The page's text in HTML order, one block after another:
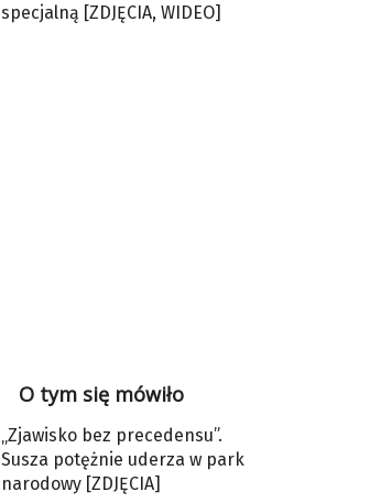
specjalną [ZDJĘCIA, WIDEO]
O tym się mówiło
„Zjawisko bez precedensu”.
Susza potężnie uderza w park
narodowy [ZDJĘCIA]